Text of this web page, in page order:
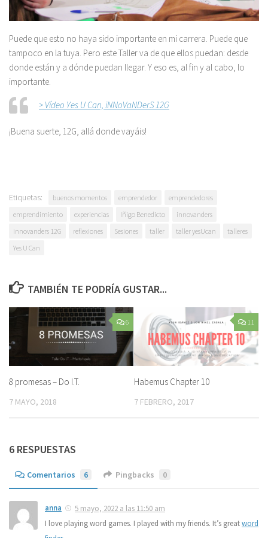
Puede que esto no haya sido importante en mi carrera. Puede que
tampoco en la tuya. Pero este Taller va de que ellos puedan: desde
donde están y a dónde puedan llegar. Y eso es, al fin y al cabo, lo
importante.
> Vídeo Yes U Can, iNNoVaNDerS 12G
¡Buena suerte, 12G, allá donde vayáis!
Etiquetas: buenos momentos emprendedor
emprendedores
emprendimiento
experiencias Iñigo Benedicto
innovanders
innovanders 12G
reflexiones Sesiones taller taller yesUcan
talleres
Yes U Can
TAMBIÉN TE PODRÍA GUSTAR...
6
8 promesas – Do I.T.
7 MAYO, 2018
11
Habemus Chapter 10
7 FEBRERO, 2017
6 RESPUESTAS
Comentarios 6 Pingbacks 0
anna
5 mayo, 2022 a las 11:50 am
I love playing word games. I played with my friends. It’s greatword